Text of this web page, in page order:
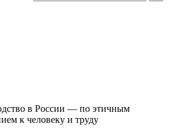
в России — по этичным
к человеку и труду